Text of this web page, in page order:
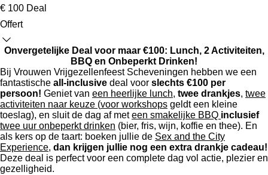
€ 100 Deal
Offert
Onvergetelijke Deal voor maar €100: Lunch, 2 Activiteiten,
BBQ en Onbeperkt Drinken!
Bij Vrouwen Vrijgezellenfeest Scheveningen hebben we een
fantastische all-inclusive deal voor slechts €100 per
persoon! Geniet van een heerlijke lunch, twee drankjes, twee
activiteiten naar keuze (voor workshops geldt een kleine
toeslag), en sluit de dag af meteen smakelijke BBQ inclusief
twee uur onbeperkt drinken (bier, fris, wijn, koffie en thee). En
als kers op de taart: boeken jullie de Sex and the City
Experience, dan krijgen jullie nog een extra drankje cadeau!
Deze deal is perfect voor een complete dag vol actie, plezier en
gezelligheid.